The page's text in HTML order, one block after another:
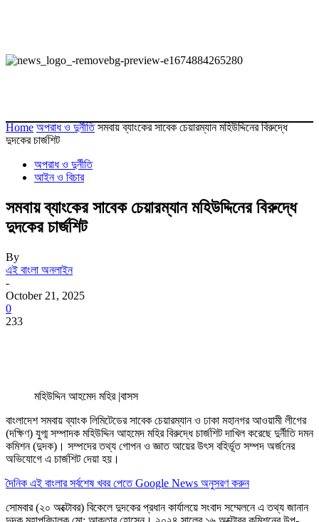
Home অপরাধ ও দুর্নীতি সমবায় ব্যাংকের সাবেক চেয়ারম্যান মহিউদ্দিনের বিরুদ্ধে
দুদকের চার্জশিট
অপরাধ ও দুর্নীতি
আইন ও বিচার
সমবায় ব্যাংকের সাবেক চেয়ারম্যান মহিউদ্দিনের বিরুদ্ধে
দুদকের চার্জশিট
By
এই বাংলা অনলাইন
-
October 21, 2025
0
233
মহিউদ্দিন আহমেদ মহির |বাসস
বাংলাদেশ সমবায় ব্যাংক লিমিটেডের সাবেক চেয়ারম্যান ও ঢাকা মহানগর আওয়ামী লীগের
(দক্ষিণ) যুগ্ম সম্পাদক মহিউদ্দিন আহমেদ মহির বিরুদ্ধে চার্জশিট দাখিল করেছে দুর্নীতি দমন
কমিশন (দুদক)। সম্পদের তথ্য গোপন ও জ্ঞাত আয়ের উৎস বহির্ভূত সম্পদ অর্জনের
অভিযোগে এ চার্জশিট দেয়া হয়।
দৈনিক এই বাংলার সর্বশেষ খবর পেতে Google News অনুসরণ করুন
সোমবার (২০ অক্টোবর) বিকেলে দুদকের প্রধান কার্যালয়ে সংবাদ সম্মেলনে এ তথ্য জানান